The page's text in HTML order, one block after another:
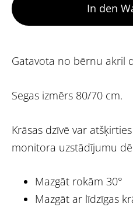
In den
Gatavota no bērnu akril
Segas izmērs 80/70 cm.
Krāsas dzīvē var
monitora uzstādījumu
Mazgāt rokām 30°
Mazgāt ar līdzīgas